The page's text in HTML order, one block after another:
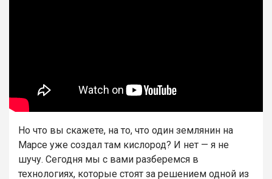
Но что вы скажете, на то, что один землянин на
Марсе уже создал там кислород? И нет — я не
шучу. Сегодня мы с вами разберемся в
технологиях, которые стоят за решением одной из